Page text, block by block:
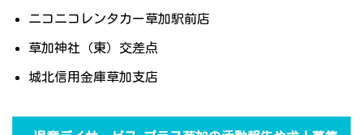
ニコニコレンタカー草加駅前店
草加神社（東）交差点
城北信用金庫草加支店